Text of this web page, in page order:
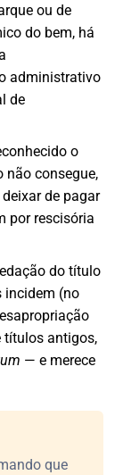
ou de
do bem, há
administrativo
de
o
não consegue,
de pagar
por rescisória
do título
incidem (no
títulos antigos,
— e merece
que